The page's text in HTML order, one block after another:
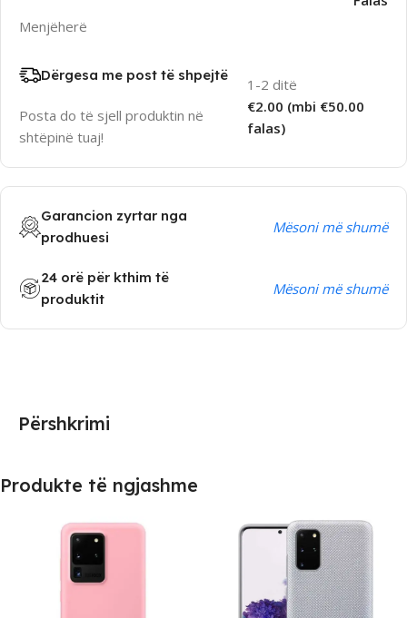
Menjëherë
Dërgesa me post të shpejtë
Posta do të sjell produktin në
shtëpinë tuaj!
1-2 ditë
€2.00 (mbi €50.00
falas)
Garancion zyrtar nga
prodhuesi
Mësoni më shumë
24 orë për kthim të
produktit
Mësoni më shumë
Përshkrimi
Produkte të ngjashme